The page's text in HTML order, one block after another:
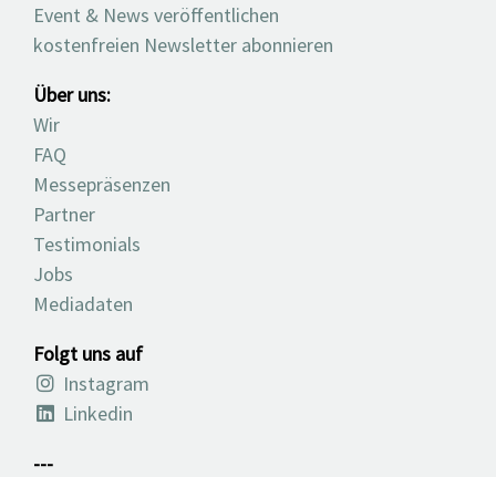
Event & News veröffentlichen
kostenfreien Newsletter abonnieren
Über uns:
Wir
FAQ
Messepräsenzen
Partner
Testimonials
Jobs
Mediadaten
Folgt uns auf
Instagram
Linkedin
---